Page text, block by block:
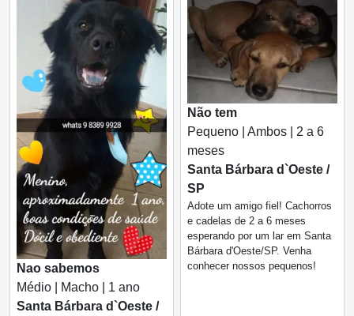
Nao sabemos
Médio | Macho | 1 ano
Santa Bárbara d`Oeste /
Não tem
Pequeno | Ambos | 2 a 6
meses
Santa Bárbara d`Oeste /
SP
Adote um amigo fiel! Cachorros
e cadelas de 2 a 6 meses
esperando por um lar em Santa
Bárbara d'Oeste/SP. Venha
conhecer nossos pequenos!